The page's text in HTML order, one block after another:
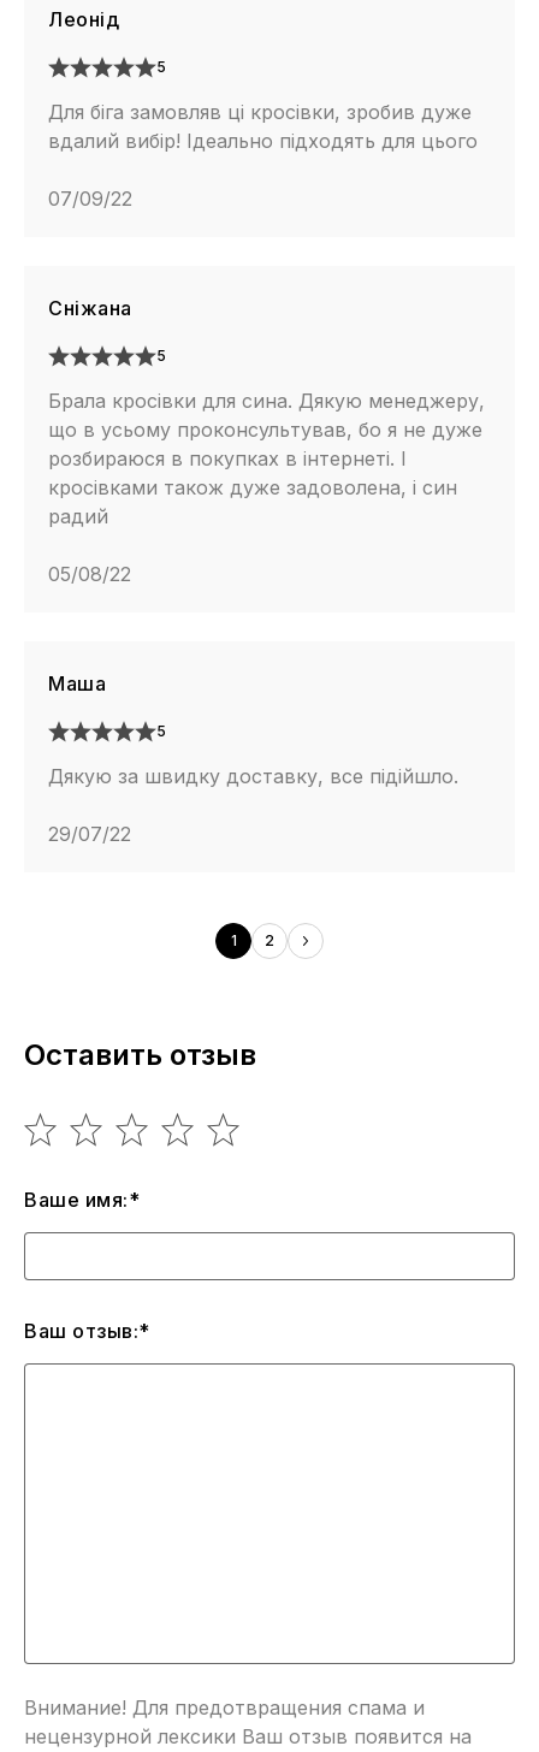
Леонід
5
Для біга замовляв ці кросівки, зробив дуже
вдалий вибір! Ідеально підходять для цього
07/09/22
Сніжана
5
Брала кросівки для сина. Дякую менеджеру,
що в усьому проконсультував, бо я не дуже
розбираюся в покупках в інтернеті. І
кросівками також дуже задоволена, і син
радий
05/08/22
Маша
5
Дякую за швидку доставку, все підійшло.
29/07/22
1 2
Оставить отзыв
Ваше имя:*
Ваш отзыв:*
Внимание! Для предотвращения спама и
нецензурной лексики Ваш отзыв появится на